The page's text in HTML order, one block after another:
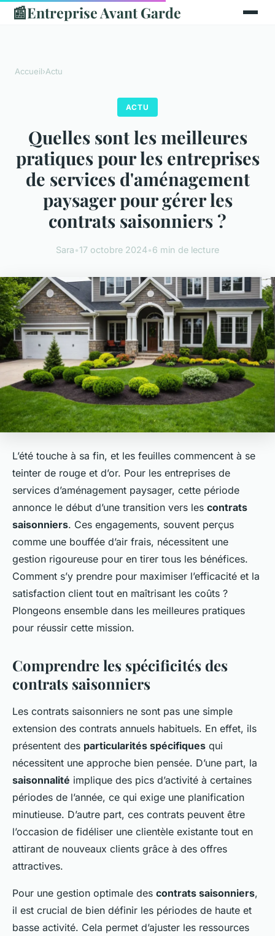
📰Entreprise Avant Garde
Accueil›Actu
ACTU
Quelles sont les meilleures
pratiques pour les entreprises
de services d'aménagement
paysager pour gérer les
contrats saisonniers ?
Sara•17 octobre 2024•6 min de lecture
L’été touche à sa fin, et les feuilles commencent à se
teinter de rouge et d’or. Pour les entreprises de
services d’aménagement paysager, cette période
annonce le début d’une transition vers les contrats
saisonniers. Ces engagements, souvent perçus
comme une bouffée d’air frais, nécessitent une
gestion rigoureuse pour en tirer tous les bénéfices.
Comment s’y prendre pour maximiser l’efficacité et la
satisfaction client tout en maîtrisant les coûts ?
Plongeons ensemble dans les meilleures pratiques
pour réussir cette mission.
Comprendre les spécificités des
contrats saisonniers
Les contrats saisonniers ne sont pas une simple
extension des contrats annuels habituels. En effet, ils
présentent des particularités spécifiques qui
nécessitent une approche bien pensée. D’une part, la
saisonnalité implique des pics d’activité à certaines
périodes de l’année, ce qui exige une planification
minutieuse. D’autre part, ces contrats peuvent être
l’occasion de fidéliser une clientèle existante tout en
attirant de nouveaux clients grâce à des offres
attractives.
Pour une gestion optimale des contrats saisonniers,
il est crucial de bien définir les périodes de haute et
basse activité. Cela permet d’ajuster les ressources